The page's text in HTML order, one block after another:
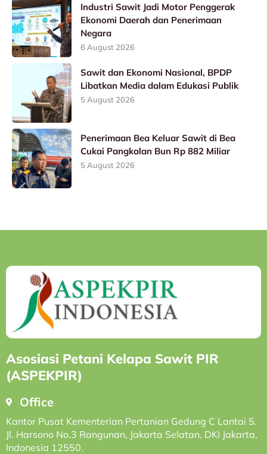
Industri Sawit Jadi Motor Penggerak
Ekonomi Daerah dan Penerimaan
Negara
6 August 2026
Sawit dan Ekonomi Nasional, BPDP
Libatkan Media dalam Edukasi Publik
5 August 2026
Penerimaan Bea Keluar Sawit di Bea
Cukai Pangkalan Bun Rp 882 Miliar
5 August 2026
Asosiasi Petani Kelapa Sawit PIR
(ASPEKPIR)
Office
Kantor Pusat Kementerian Pertanian Gedung C Lantai 5.
Jl. Harsono No.3 Rangunan, Jakarta Selatan, DKI Jakarta,
Indonesia 12550.